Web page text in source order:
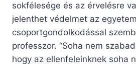
sokfélesége és az érvelésre
jelenthet védelmet az
csoportgondolkodással
professzor. “Soha nem
hogy az ellenfeleinknek soha